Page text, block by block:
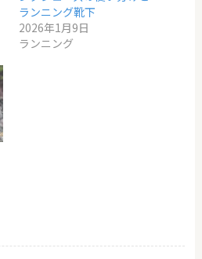
ランニング靴下
2026年1月9日
ランニング